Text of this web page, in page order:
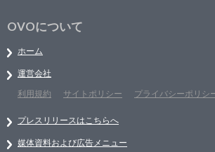
OVOについて
ホーム
運営会社
利用規約
サイトポリシー プライバシーポリシ
プレスリリースはこちらへ
媒体資料および広告メニュー